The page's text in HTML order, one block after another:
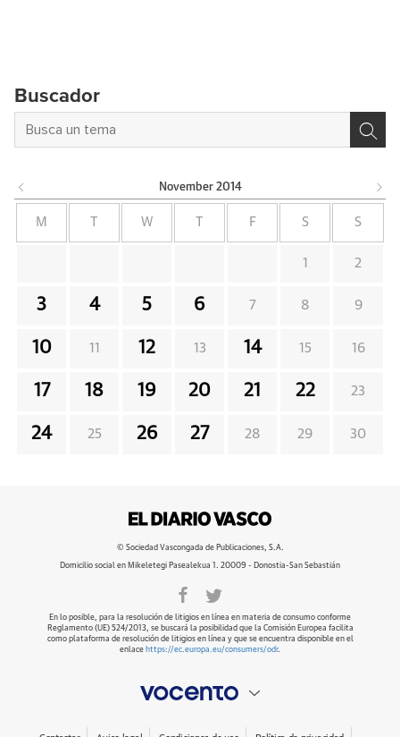
Buscador
November 2014
M W F S S
1 2
3 4 5 6 7 8 9
10 11 12 13 14 15 16
17 18 19 20 21 22 23
24 25 26 27 28 29 30
© Sociedad Vascongada de Publicaciones, S.A.
Domicilio social en Mikeletegi Pasealekua 1. 20009 - Donostia-San Sebastián
En lo posible, para la resolución de litigios en línea en materia de consumo conforme
Reglamento (UE) 524/2013, se buscará la posibilidad que la Comisión Europea facilita
como plataforma de resolución de litigios en línea y que se encuentra disponible en el
enlace https://ec.europa.eu/consumers/odr.